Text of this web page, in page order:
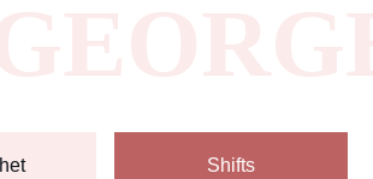
Shifts